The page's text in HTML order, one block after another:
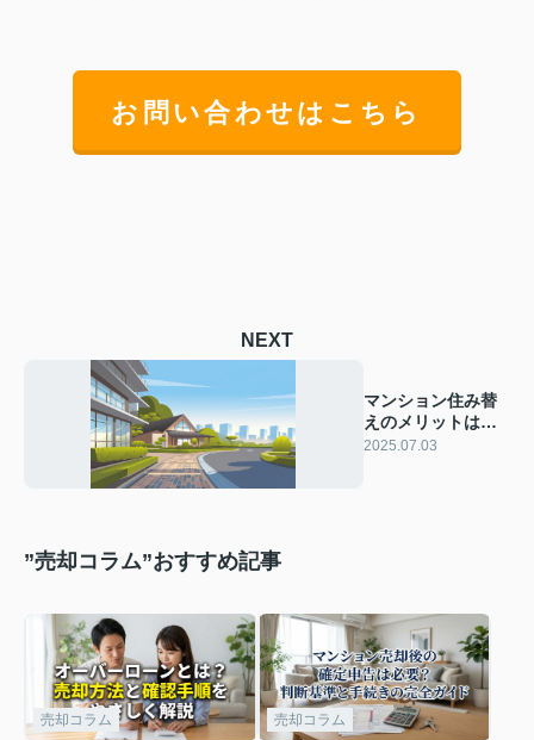
お問い合わせはこちら
NEXT
マンション住み替
えのメリットは？
戸建から移る際の
2025.07.03
”売却コラム”おすすめ記事
売却コラム 売却コラム